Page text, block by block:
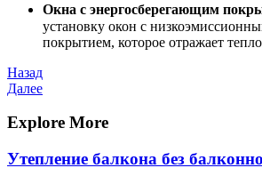
Окна с энергосберегающим
установку окон с
покрытием, которое отражает
Навигация
по
записям
Предыдущая
запись
Назад
Следующая
Далее
Explore More
Утепление балкона без